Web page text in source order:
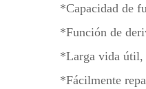
*Capacidad de
*Función de
*Larga vida útil,
*Fácilmente